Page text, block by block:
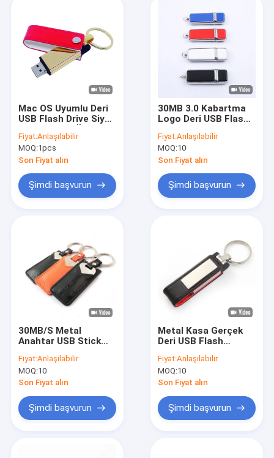
Mac OS Uyumlu Deri
USB Flash Drive Siyah
OEM Şık Dayanıklı
Tasarım Kurumsal
Hediye için
Mükemmel
Fiyat:Anlaşılabilir
MOQ:1pcs
Son Fiyat alın
Şimdi başvurun
30MB 3.0 Kabartma
Logo Deri USB Flash
512GB
Fiyat:Anlaşılabilir
MOQ:10
Son Fiyat alın
Şimdi başvurun
30MB/S Metal
Anahtar USB Stick
128GB Deri Kapaklı
Fiyat:Anlaşılabilir
MOQ:10
Son Fiyat alın
Şimdi başvurun
Metal Kasa Gerçek
Deri USB Flash
256GB FCC Onaylı
Fiyat:Anlaşılabilir
MOQ:10
Son Fiyat alın
Şimdi başvurun